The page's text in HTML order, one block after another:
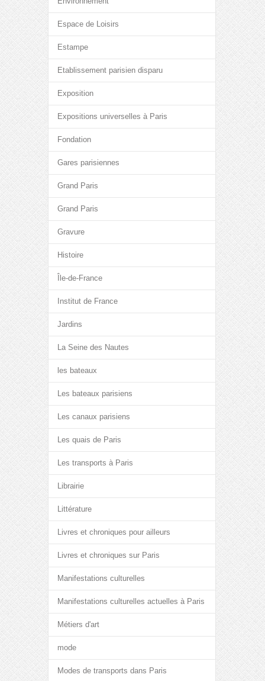
Espace de Loisirs
Estampe
Etablissement parisien disparu
Exposition
Expositions universelles à Paris
Fondation
Gares parisiennes
Grand Paris
Grand Paris
Gravure
Histoire
Île-de-France
Institut de France
Jardins
La Seine des Nautes
les bateaux
Les bateaux parisiens
Les canaux parisiens
Les quais de Paris
Les transports à Paris
Librairie
Littérature
Livres et chroniques pour ailleurs
Livres et chroniques sur Paris
Manifestations culturelles
Manifestations culturelles actuelles à Paris
Métiers d'art
mode
Modes de transports dans Paris